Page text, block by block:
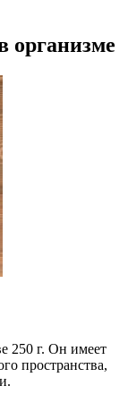
организме
250 г. Он имеет
пространства,